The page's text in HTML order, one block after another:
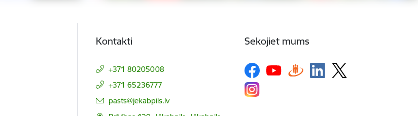
Kontakti
+371 80205008
+371 65236777
E-pasts:
pasts@jekabpils.lv
Sekojiet mums